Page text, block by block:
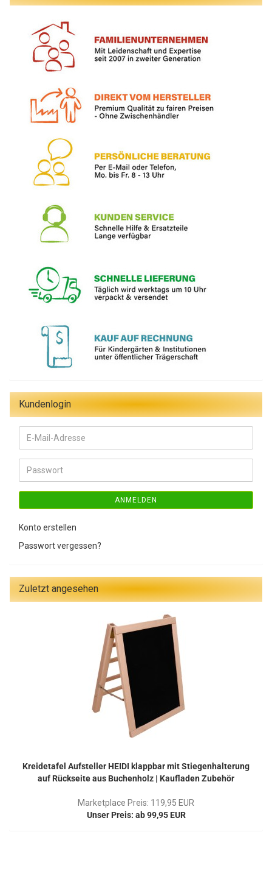
Kundenlogin
E-
Mail-
Adresse
Passwort
ANMELDEN
Konto erstellen
Passwort vergessen?
Zuletzt angesehen
Kreidetafel Aufsteller HEIDI klappbar mit Stiegenhalterung
auf Rückseite aus Buchenholz | Kaufladen Zubehör
Marketplace Preis: 119,95 EUR
Unser Preis: ab 99,95 EUR